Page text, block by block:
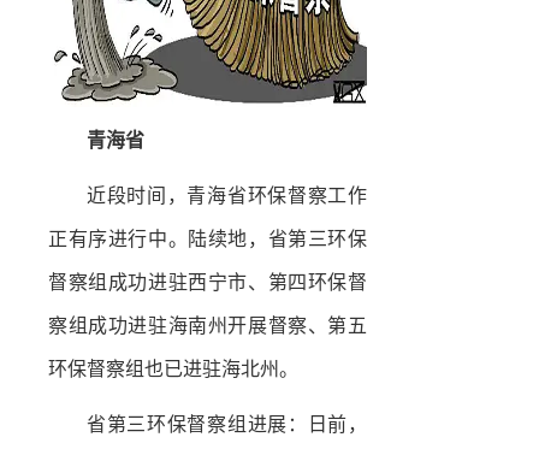
青海省
近段时间，青海省环保督察工作
正有序进行中。陆续地，省第三环保
督察组成功进驻西宁市、第四环保督
察组成功进驻海南州开展督察、第五
环保督察组也已进驻海北州。
省第三环保督察组进展：日前，